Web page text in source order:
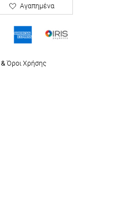
Αγαπημένα
&Όροι Χρήσης